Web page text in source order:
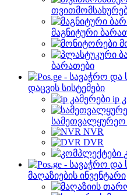
მაგნიტური
ბარათები
დაცვის სისტემები
ip
სამეთვალყურეო
NVR
DVR
მაღაზიების ინვენტარი